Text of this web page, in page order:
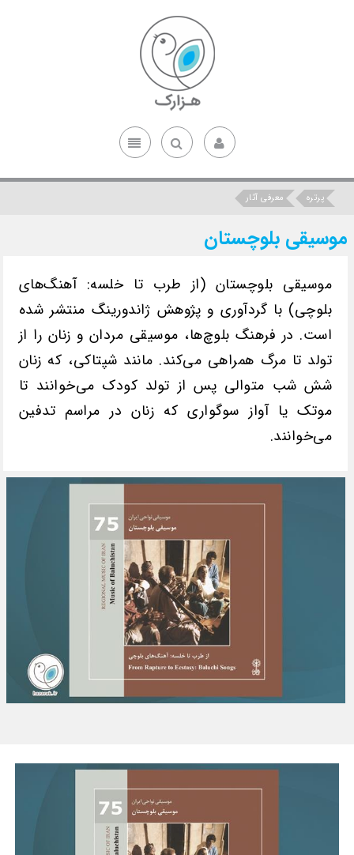
پرتره معرفی آثار
موسیقی بلوچستان
موسیقی بلوچستان (از طرب تا خلسه: آهنگ‌های
بلوچی) با گردآوری و پژوهش ژاندورینگ منتشر شده
است. در فرهنگ بلوچ‌ها، موسیقی مردان و زنان را از
تولد تا مرگ همراهی می‌کند. مانند شپتاکی، که زنان
شش شب متوالی پس از تولد کودک می‌خوانند تا
موتک یا آواز سوگواری که زنان در مراسم تدفین
می‌خوانند.